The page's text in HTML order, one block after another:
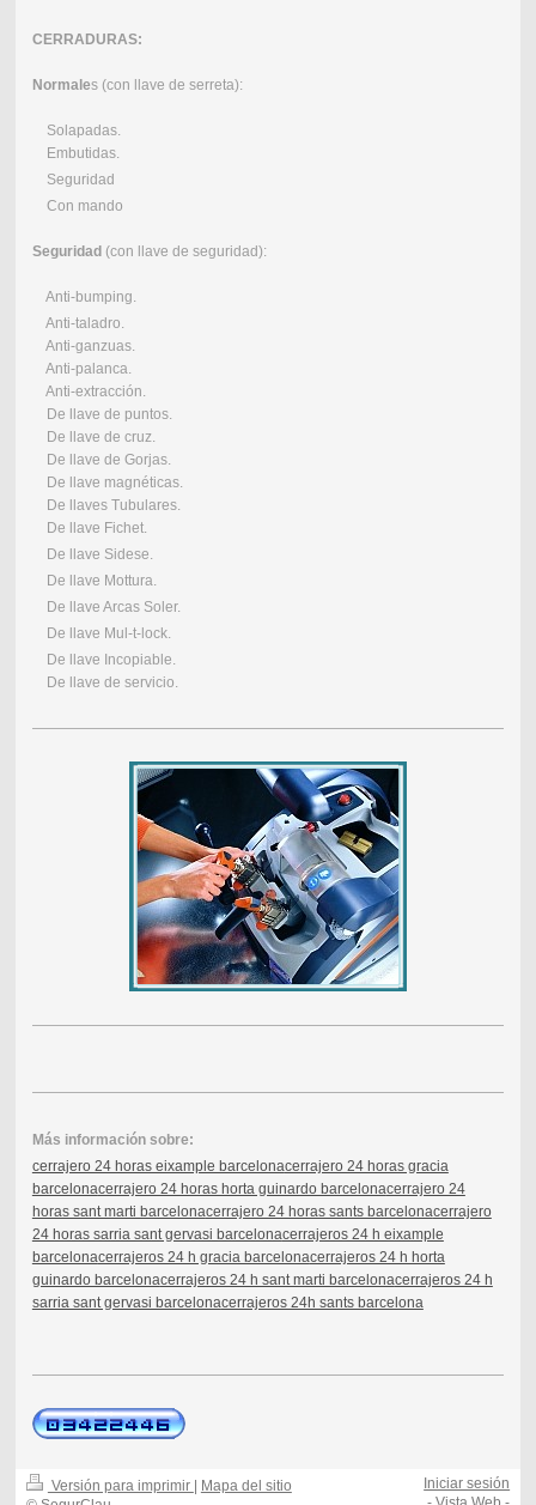
CERRADURAS:
Normales (con llave de serreta):
Solapadas.
Embutidas.
Seguridad
Con mando
Seguridad(con llave de seguridad):
Anti-bumping.
Anti-taladro.
Anti-ganzuas.
Anti-palanca.
Anti-extracción.
De llave de puntos.
De llave de cruz.
De llave de Gorjas.
De llave magnéticas.
De llaves Tubulares.
De llave Fichet.
De llave Sidese.
De llave Mottura.
De llave Arcas Soler.
De llave Mul-t-lock.
De llave Incopiable.
De llave de servicio.
Más información sobre:
cerrajero 24 horas eixample barcelonacerrajero 24 horas gracia
barcelonacerrajero 24 horas horta guinardo barcelonacerrajero 24
horas sant marti barcelonacerrajero 24 horas sants barcelonacerrajero
24 horas sarria sant gervasi barcelonacerrajeros 24 h eixample
barcelonacerrajeros 24 h gracia barcelonacerrajeros 24 h horta
guinardo barcelonacerrajeros 24 h sant marti barcelonacerrajeros 24 h
sarria sant gervasi barcelonacerrajeros 24h sants barcelona
Versión para imprimir
Mapa del sitio
Iniciar sesión